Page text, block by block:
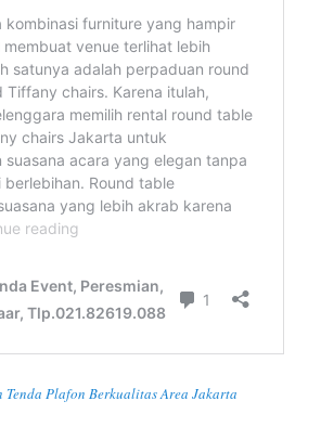
Tenda Plafon Berkualitas Area Jakarta